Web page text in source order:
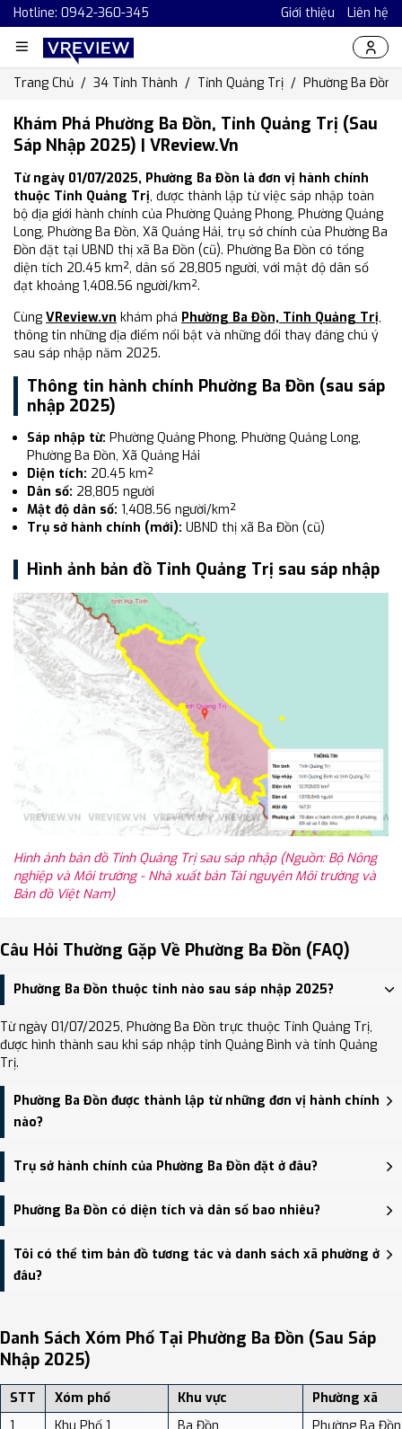
Hotline: 0942-360-345 Giới thiệu Liên hệ
Trang Chủ 34 Tỉnh Thành Tỉnh Quảng Trị Phường Ba Đồn
Khám Phá Phường Ba Đồn, Tỉnh Quảng Trị (Sau
Sáp Nhập 2025) | VReview.vn
Từ ngày 01/07/2025, Phường Ba Đồn là đơn vị hành chính
thuộc Tỉnh Quảng Trị, được thành lập từ việc sáp nhập toàn
bộ địa giới hành chính của Phường Quảng Phong, Phường Quảng
Long, Phường Ba Đồn, Xã Quảng Hải, trụ sở chính của Phường Ba
Đồn đặt tại UBND thị xã Ba Đồn (cũ). Phường Ba Đồn có tổng
diện tích 20.45 km², dân số 28,805 người, với mật độ dân số
đạt khoảng 1,408.56 người/km².
Cùng VReview.vn khám phá Phường Ba Đồn, Tỉnh Quảng Trị,
thông tin những địa điểm nổi bật và những đổi thay đáng chú ý
sau sáp nhập năm 2025.
Thông tin hành chính Phường Ba Đồn (sau sáp
nhập 2025)
Sáp nhập từ: Phường Quảng Phong, Phường Quảng Long,
Phường Ba Đồn, Xã Quảng Hải
Diện tích: 20.45 km²
Dân số: 28,805 người
Mật độ dân số: 1,408.56 người/km²
Trụ sở hành chính (mới): UBND thị xã Ba Đồn (cũ)
Hình ảnh bản đồ Tỉnh Quảng Trị sau sáp nhập
Hình ảnh bản đồ Tỉnh Quảng Trị sau sáp nhập (Nguồn: Bộ Nông
nghiệp và Môi trường - Nhà xuất bản Tài nguyên Môi trường và
Bản đồ Việt Nam)
Câu Hỏi Thường Gặp Về Phường Ba Đồn (FAQ)
Phường Ba Đồn thuộc tỉnh nào sau sáp nhập 2025?
Từ ngày 01/07/2025, Phường Ba Đồn trực thuộc Tỉnh Quảng Trị,
được hình thành sau khi sáp nhập tỉnh Quảng Bình và tỉnh Quảng
Trị.
Phường Ba Đồn được thành lập từ những đơn vị hành chính
nào?
Phường Ba Đồn được thành lập trên cơ sở sáp nhập Phường
Quảng Phong, Phường Quảng Long, Phường Ba Đồn, Xã Quảng Hải.
Trụ sở hành chính của Phường Ba Đồn đặt ở đâu?
Trụ sở hành chính mới của Phường Ba Đồn đặt tại UBND thị xã Ba
Đồn (cũ) - trung tâm khu vực thuận tiện giao thông.
Phường Ba Đồn có diện tích và dân số bao nhiêu?
Phường Ba Đồn có Diện tích: 20.45 km², Dân số: 28,805 người,
Mật độ dân số: Khoảng 1,408.56 người/km²
Tôi có thể tìm bản đồ tương tác và danh sách xã phường ở
đâu?
địa điểm tại: VReview.vn - Nền tảng review địa điểm, dịch vụ và du
lịch uy tín tại Việt Nam.
Danh Sách Xóm Phố Tại Phường Ba Đồn (sau Sáp
Nhập 2025)
STT Xóm phố Khu vực
Phường xã